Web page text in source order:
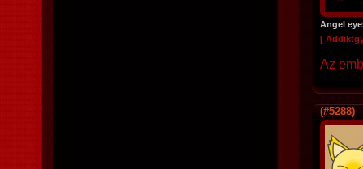
Angel
[
Az
(#5288)